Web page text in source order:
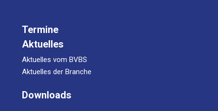
Termine
Aktuelles
Aktuelles vom BVBS
Aktuelles der Branche
Downloads